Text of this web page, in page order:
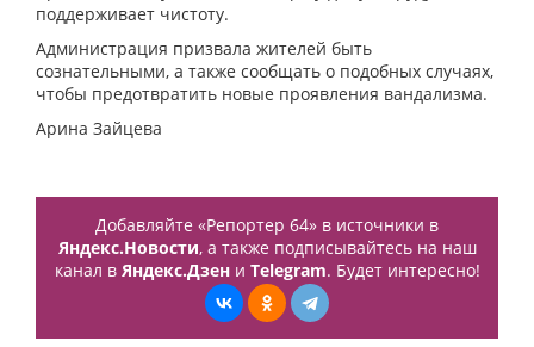
поддерживает чистоту.
Администрация призвала жителей быть
сознательными, а также сообщать о подобных случаях,
чтобы предотвратить новые проявления вандализма.
Арина Зайцева
Добавляйте «Репортер 64» в источники в
Яндекс.Новости, а также подписывайтесь на наш
канал в Яндекс.Дзени Telegram. Будет интересно!